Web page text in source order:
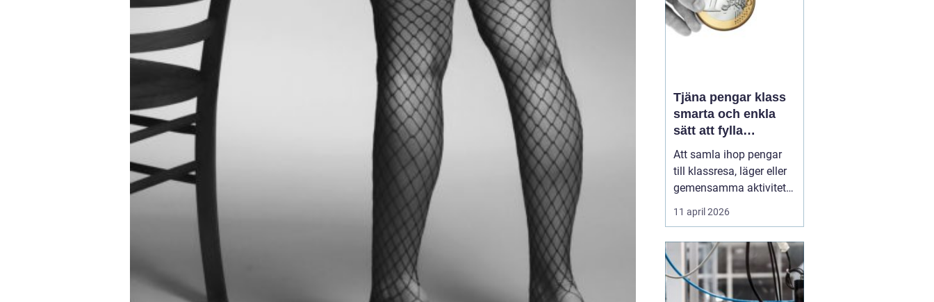
Stockholm har ...
Tjäna pengar klass
smarta och enkla
sätt att fylla
klasskassan
Att samla ihop pengar
till klassresa, läger eller
gemensamma aktiviteter
är en återkommande
utmaning i många
tydligt: en minnesvärd
upplevelse där hela
klassen kan följa med.
11 april 2026